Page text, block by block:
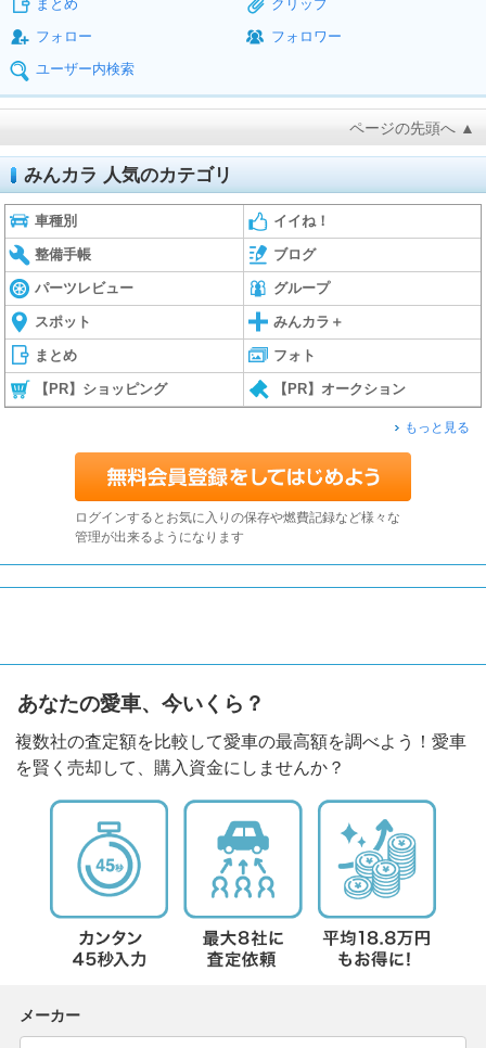
まとめ
クリップ
フォロー
フォロワー
ユーザー内検索
ページの先頭へ ▲
みんカラ 人気のカテゴリ
車種別 イイね！
整備手帳 ブログ
パーツレビュー グループ
スポット みんカラ＋
まとめ フォト
【PR】ショッピング 【PR】オークション
もっと見る
ログインするとお気に入りの保存や燃費記録など様々な
管理が出来るようになります
あなたの愛車、今いくら？
複数社の査定額を比較して愛車の最高額を調べよう！愛車
を賢く売却して、購入資金にしませんか？
メーカー